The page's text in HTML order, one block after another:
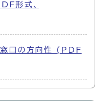
形式、
窓口の方向性 (PDF